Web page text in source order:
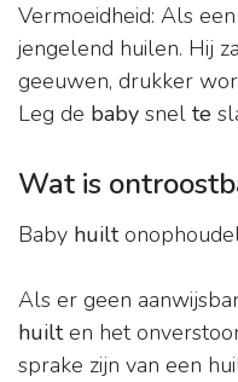
Vermoeidheid: Als een
jengelend huilen. Hij
geeuwen, drukker
Leg de baby snel te
Wat is
Baby huilt
Als er geen
huilten het
sprake zijn van een